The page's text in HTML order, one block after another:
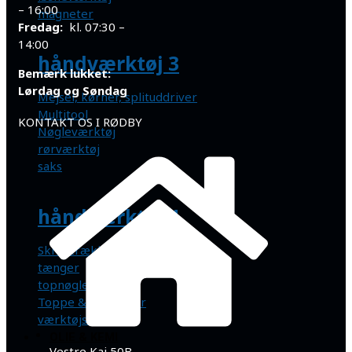
magneter
håndværktøj 3
Mejsel, kørner, splituddriver
Multitool
Nøgleværktøj
rørværktøj
saks
håndværktøj 4
Skruetrækker
tænger
topnøglesæt
Toppe & topnøgler
værktøjssæt
– 16:00
Fredag: kl. 07:30 –
14:00
Bemærk lukket:
Lørdag og Søndag
KONTAKT OS I RØDBY